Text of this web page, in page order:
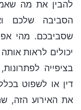
להבין את מה
הסביבה שלכם
שסביבכם. מהי
יכולים לראות
בציפייה
דין או לשפוט
את האירוע הזה,